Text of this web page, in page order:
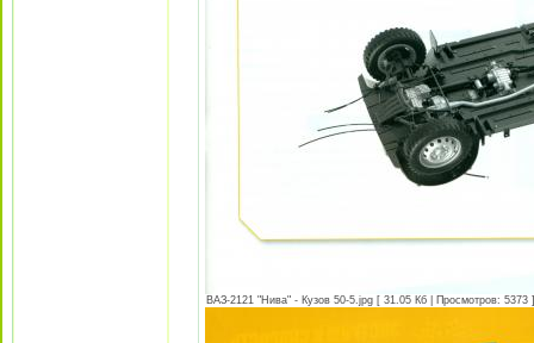
ВАЗ-2121 "Нива" - Кузов 50-5.jpg [ 31.05 Кб | Просмотров: 5373 ]